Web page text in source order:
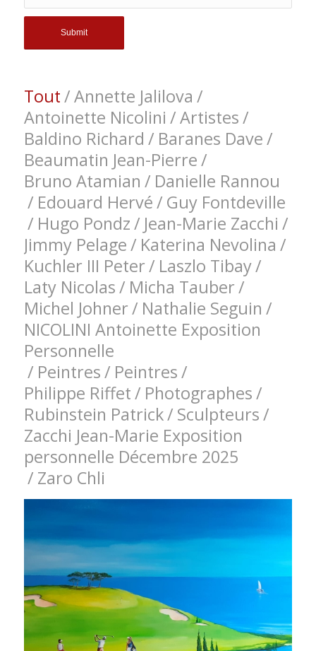
Tout/Annette Jalilova /
Antoinette Nicolini /Artistes/
Baldino Richard / Baranes Dave/
Beaumatin Jean-Pierre/
Bruno Atamian / Danielle Rannou
/ Edouard Hervé/ Guy Fontdeville
/ Hugo Pondz/ Jean-Marie Zacchi /
Jimmy Pelage/ Katerina Nevolina /
Kuchler III Peter/ Laszlo Tibay/
Laty Nicolas/ Micha Tauber/
Michel Johner/ Nathalie Seguin /
NICOLINI Antoinette Exposition
Personnelle
/ Peintres/ Peintres/
Philippe Riffet/ Photographes/
Rubinstein Patrick/ Sculpteurs/
Zacchi Jean-Marie Exposition
personnelle Décembre 2025
/ Zaro Chli